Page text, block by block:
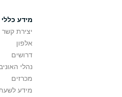
מידע כללי
יצירת קשר
אלפון
דרושים
נהלי
מכרזים
מידע